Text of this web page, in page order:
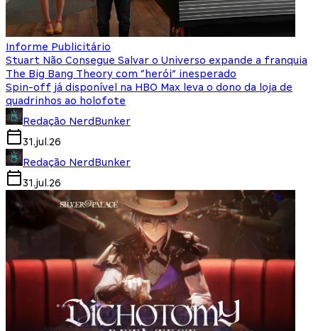
Informe Publicitário
Stuart Não Consegue Salvar o Universo expande a franquia
The Big Bang Theory com “herói” inesperado
Spin-off já disponível na HBO Max leva o dono da loja de
quadrinhos ao holofote
Redação NerdBunker
31.jul.26
Redação NerdBunker
31.jul.26